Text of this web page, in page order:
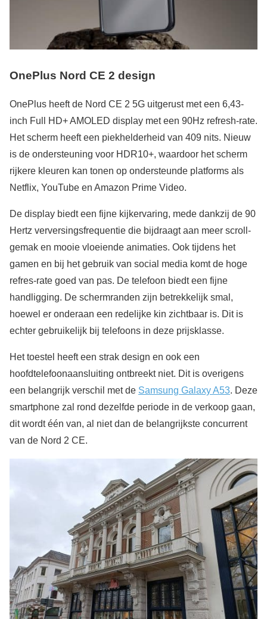
OnePlus Nord CE 2 design
OnePlus heeft de Nord CE 2 5G uitgerust met een 6,43-
inch Full HD+ AMOLED display met een 90Hz refresh-rate.
Het scherm heeft een piekhelderheid van 409 nits. Nieuw
is de ondersteuning voor HDR10+, waardoor het scherm
rijkere kleuren kan tonen op ondersteunde platforms als
Netflix, YouTube en Amazon Prime Video.
De display biedt een fijne kijkervaring, mede dankzij de 90
Hertz verversingsfrequentie die bijdraagt aan meer scroll-
gemak en mooie vloeiende animaties. Ook tijdens het
gamen en bij het gebruik van social media komt de hoge
refres-rate goed van pas. De telefoon biedt een fijne
handligging. De schermranden zijn betrekkelijk smal,
hoewel er onderaan een redelijke kin zichtbaar is. Dit is
echter gebruikelijk bij telefoons in deze prijsklasse.
Het toestel heeft een strak design en ook een
hoofdtelefoonaansluiting ontbreekt niet. Dit is overigens
een belangrijk verschil met de Samsung Galaxy A53. Deze
smartphone zal rond dezelfde periode in de verkoop gaan,
dit wordt één van, al niet dan de belangrijkste concurrent
van de Nord 2 CE.